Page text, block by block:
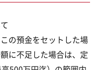
の預金をセットした場
に不足した場合は、定